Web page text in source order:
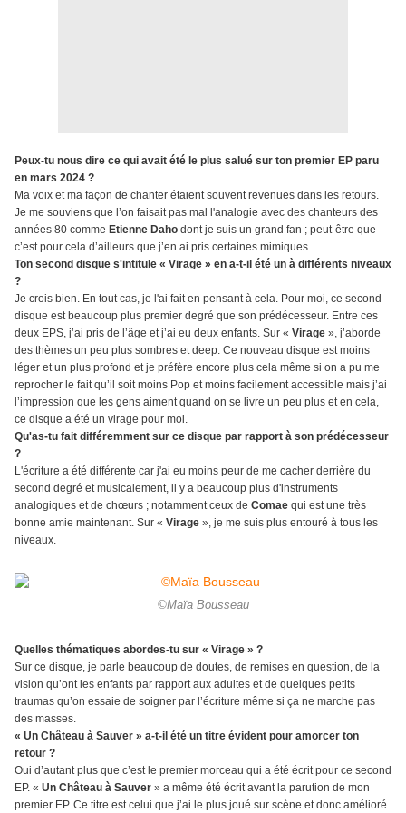
Peux-tu nous dire ce qui avait été le plus salué sur ton premier EP paru
en mars 2024 ?
Ma voix et ma façon de chanter étaient souvent revenues dans les retours.
Je me souviens que l’on faisait pas mal l'analogie avec des chanteurs des
années 80 comme Etienne Daho dont je suis un grand fan ; peut-être que
c’est pour cela d’ailleurs que j’en ai pris certaines mimiques.
Ton second disque s'intitule « Virage » en a-t-il été un à différents niveaux
?
Je crois bien. En tout cas, je l'ai fait en pensant à cela. Pour moi, ce second
disque est beaucoup plus premier degré que son prédécesseur. Entre ces
deux EPS, j’ai pris de l’âge et j’ai eu deux enfants. Sur « Virage », j’aborde
des thèmes un peu plus sombres et deep. Ce nouveau disque est moins
léger et un plus profond et je préfère encore plus cela même si on a pu me
reprocher le fait qu’il soit moins Pop et moins facilement accessible mais j’ai
l’impression que les gens aiment quand on se livre un peu plus et en cela,
ce disque a été un virage pour moi.
Qu'as-tu fait différemment sur ce disque par rapport à son prédécesseur
?
L'écriture a été différente car j'ai eu moins peur de me cacher derrière du
second degré et musicalement, il y a beaucoup plus d'instruments
analogiques et de chœurs ; notamment ceux de Comae qui est une très
bonne amie maintenant. Sur « Virage », je me suis plus entouré à tous les
niveaux.
©Maïa Bousseau
Quelles thématiques abordes-tu sur « Virage » ?
Sur ce disque, je parle beaucoup de doutes, de remises en question, de la
vision qu’ont les enfants par rapport aux adultes et de quelques petits
traumas qu’on essaie de soigner par l’écriture même si ça ne marche pas
des masses.
« Un Château à Sauver » a-t-il été un titre évident pour amorcer ton
retour ?
Oui d’autant plus que c’est le premier morceau qui a été écrit pour ce second
EP. « Un Château à Sauver » a même été écrit avant la parution de mon
premier EP. Ce titre est celui que j’ai le plus joué sur scène et donc amélioré